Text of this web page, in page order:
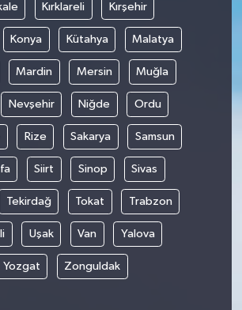
Kırklareli Kırşehir
Konya Kütahya Malatya
Mardin Mersin Muğla
Nevşehir Niğde Ordu
Rize Sakarya Samsun
Siirt Sinop Sivas
Tekirdağ Tokat Trabzon
Uşak Van Yalova
Yozgat Zonguldak